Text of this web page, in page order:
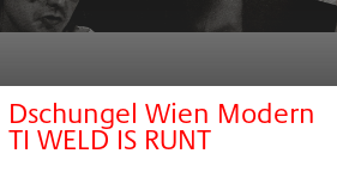
Dschungel Wien Modern
TI WELD IS RUNT